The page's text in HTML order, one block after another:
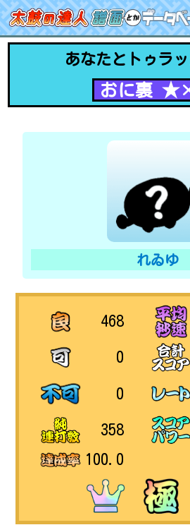
あなたとトゥラ
おに裏
れゐゆ
468
0
0
358
100.0